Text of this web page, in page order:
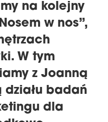
na kolejny
w nos”,
W tym
z Joanną
działu badań
dla